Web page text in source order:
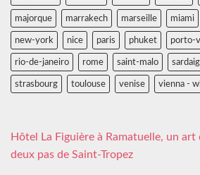
majorque marrakech marseille miami
new-york nice paris phuket porto-
rio-de-janeiro rome saint-malo
strasbourg toulouse venise vienna -
Hôtel La Figuière à Ramatuelle, un
deux pas de Saint-Tropez